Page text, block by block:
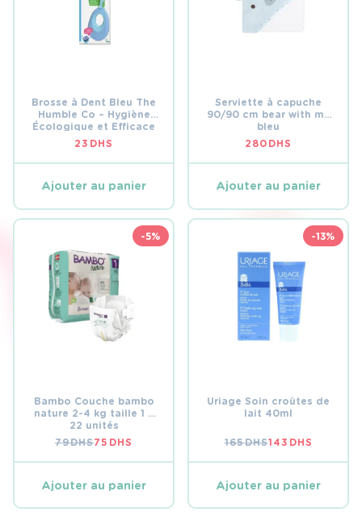
Brosse à Dent Bleu The
Humble Co – Hygiène
Écologique et Efficace
23 DHS
Ajouter au panier
Serviette à capuche
90/90 cm bear with me
bleu
280 DHS
Ajouter au panier
-5%
Bambo Couche bambo
nature 2-4 kg taille 1 –
22 unités
79DHSLE
PRIX
ÉTAIT :
75 DHS
LE
PRIX
EST :
Ajouter au panier
-13%
Uriage Soin croûtes de
lait 40ml
165DHSLE
PRIX
ÉTAIT :
143 DHS
LE
PRIX
EST :
Ajouter au panier